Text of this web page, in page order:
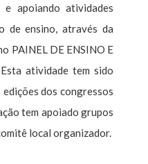
e apoiando atividades
de ensino, através da
PAINEL DE ENSINO E
atividade tem sido
dos congressos
tem apoiado grupos
local organizador.